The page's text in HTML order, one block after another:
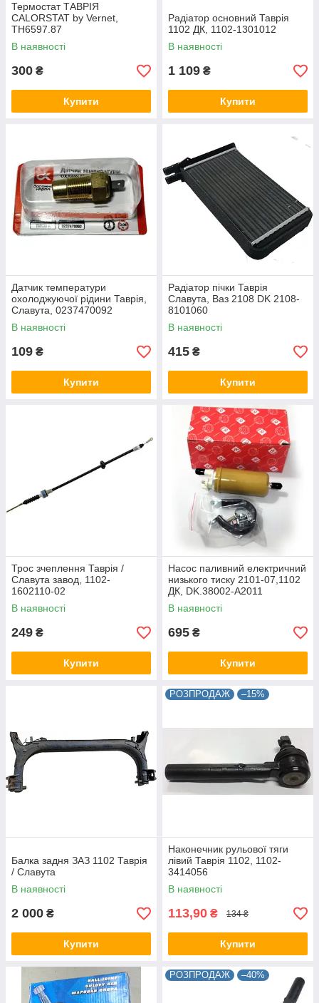
Термостат ТАВРІЯ
CALORSTAT by Vernet,
TH6597.87
В наявності
300 ₴
Купити
Радіатор основний Таврія
1102 ДК, 1102-1301012
В наявності
1 109 ₴
Купити
Датчик температури
охолоджуючої рідини Таврія,
Славута, 0237470092
В наявності
109 ₴
Купити
Радіатор пічки Таврія
Славута, Ваз 2108 DK 2108-
8101060
В наявності
415 ₴
Купити
Трос зчеплення Таврія /
Славута завод, 1102-
1602110-02
В наявності
249 ₴
Купити
Насос паливний електричний
низького тиску 2101-07,1102
ДК, DK.38002-A2011
В наявності
695 ₴
Купити
Балка задня ЗАЗ 1102 Таврія
/ Славута
В наявності
2 000 ₴
Купити
РОЗПРОДАЖ –15%
Наконечник рульової тяги
лівий Таврія 1102, 1102-
3414056
В наявності
113,90 ₴ 134 ₴
Купити
РОЗПРОДАЖ –40%